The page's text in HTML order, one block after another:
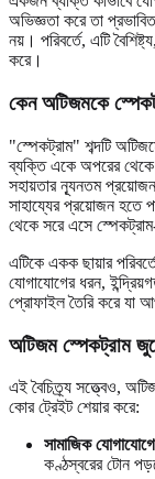
অভিজ্ঞতা করে তা
নয়। পরিবর্তে, এটি
করে।
কেন অটিজমকে
"স্পেকট্রাম" শব্দটি
ব্যক্তি একে অপরের থেকে
সহায়তার ন্যূনতম প্রয়োজন
সাহায্যের প্রয়োজন হতে
থেকে সরে এসে
এটিকে একক ছায়ার
যোগাযোগের ধরন,
প্রোফাইল তৈরি করে যা
অটিজম স্পেকট্রাম
এই বৈচিত্র্য সত্ত্বেও,
কোর ট্রেইট শেয়ার করে:
সামাজিক
কণ্ঠস্বরের টোন